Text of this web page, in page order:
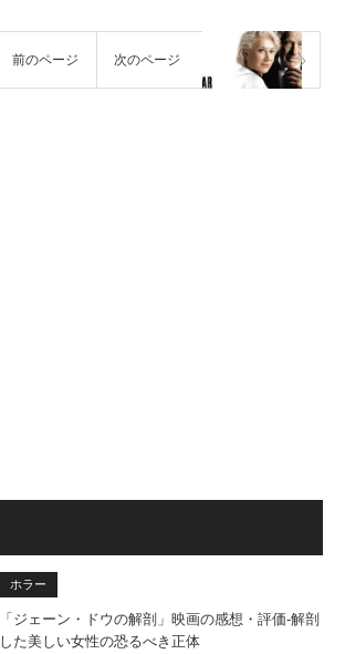
前のページ 次のページ
ホラー
「ジェーン・ドウの解剖」映画の感想・評価‐解剖
した美しい女性の恐るべき正体